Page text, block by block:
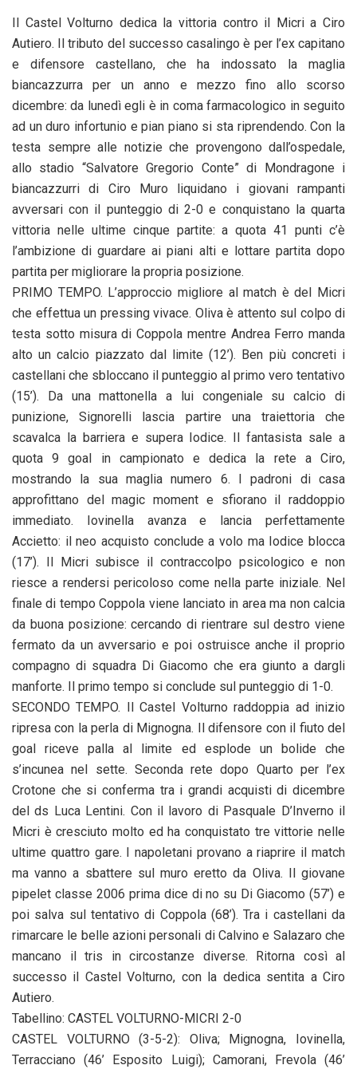
Il Castel Volturno dedica la vittoria contro il Micri a Ciro
Autiero. Il tributo del successo casalingo è per l’ex capitano
e difensore castellano, che ha indossato la maglia
biancazzurra per un anno e mezzo fino allo scorso
dicembre: da lunedì egli è in coma farmacologico in seguito
ad un duro infortunio e pian piano si sta riprendendo. Con la
testa sempre alle notizie che provengono dall’ospedale,
allo stadio “Salvatore Gregorio Conte” di Mondragone i
biancazzurri di Ciro Muro liquidano i giovani rampanti
avversari con il punteggio di 2-0 e conquistano la quarta
vittoria nelle ultime cinque partite: a quota 41 punti c’è
l’ambizione di guardare ai piani alti e lottare partita dopo
partita per migliorare la propria posizione.
PRIMO TEMPO. L’approccio migliore al match è del Micri
che effettua un pressing vivace. Oliva è attento sul colpo di
testa sotto misura di Coppola mentre Andrea Ferro manda
alto un calcio piazzato dal limite (12’). Ben più concreti i
castellani che sbloccano il punteggio al primo vero tentativo
(15’). Da una mattonella a lui congeniale su calcio di
punizione, Signorelli lascia partire una traiettoria che
scavalca la barriera e supera Iodice. Il fantasista sale a
quota 9 goal in campionato e dedica la rete a Ciro,
mostrando la sua maglia numero 6. I padroni di casa
approfittano del magic moment e sfiorano il raddoppio
immediato. Iovinella avanza e lancia perfettamente
Accietto: il neo acquisto conclude a volo ma Iodice blocca
(17’). Il Micri subisce il contraccolpo psicologico e non
riesce a rendersi pericoloso come nella parte iniziale. Nel
finale di tempo Coppola viene lanciato in area ma non calcia
da buona posizione: cercando di rientrare sul destro viene
fermato da un avversario e poi ostruisce anche il proprio
compagno di squadra Di Giacomo che era giunto a dargli
manforte. Il primo tempo si conclude sul punteggio di 1-0.
SECONDO TEMPO. Il Castel Volturno raddoppia ad inizio
ripresa con la perla di Mignogna. Il difensore con il fiuto del
goal riceve palla al limite ed esplode un bolide che
s’incunea nel sette. Seconda rete dopo Quarto per l’ex
Crotone che si conferma tra i grandi acquisti di dicembre
del ds Luca Lentini. Con il lavoro di Pasquale D’Inverno il
Micri è cresciuto molto ed ha conquistato tre vittorie nelle
ultime quattro gare. I napoletani provano a riaprire il match
ma vanno a sbattere sul muro eretto da Oliva. Il giovane
pipelet classe 2006 prima dice di no su Di Giacomo (57’) e
poi salva sul tentativo di Coppola (68’). Tra i castellani da
rimarcare le belle azioni personali di Calvino e Salazaro che
mancano il tris in circostanze diverse. Ritorna così al
successo il Castel Volturno, con la dedica sentita a Ciro
Autiero.
Tabellino: CASTEL VOLTURNO-MICRI 2-0
CASTEL VOLTURNO (3-5-2): Oliva; Mignogna, Iovinella,
Terracciano (46’ Esposito Luigi); Camorani, Frevola (46’